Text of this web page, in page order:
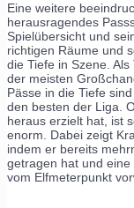
Eine weitere
herausragendes
Spielübersicht und
richtigen Räume und
die Tiefe in Szene.
der meisten
Pässe in die Tiefe
den besten der Liga.
heraus erzielt hat, ist
enorm. Dabei zeigt
indem er bereits
getragen hat und
vom Elfmeterpunkt